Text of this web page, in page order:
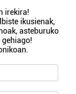
irekira!
ikusienak,
asteburuko